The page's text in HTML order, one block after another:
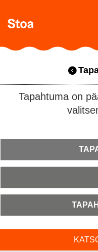
Tapahtuma on